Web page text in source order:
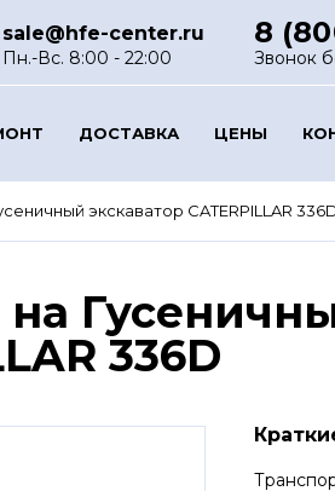
sale@hfe-center.ru
Пн.-Вс. 8:00 - 22:00
8
Звонок
ДОСТАВКА ЦЕНЫ
экскаватор CATERPILLAR
336D